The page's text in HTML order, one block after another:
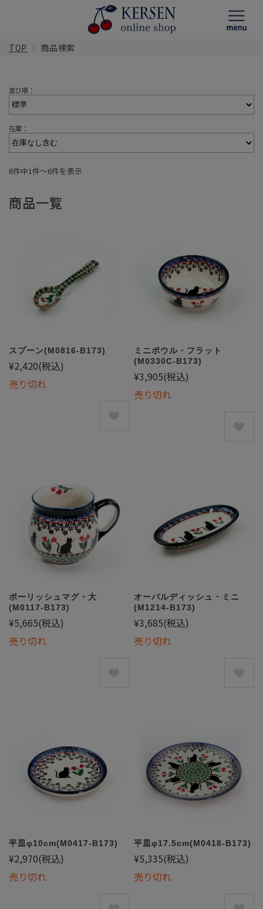
TOP 商品検索
並び順：
在庫：
6件中1件〜6件を表示
商品一覧
スプーン(M0816-B173)
¥2,420(税込)
売り切れ
ミニボウル・フラット
(M0330C-B173)
¥3,905(税込)
売り切れ
ポーリッシュマグ・大
(M0117-B173)
¥5,665(税込)
売り切れ
オーバルディッシュ・ミニ
(M1214-B173)
¥3,685(税込)
売り切れ
平皿φ10cm(M0417-B173)
¥2,970(税込)
売り切れ
平皿φ17.5cm(M0418-B173)
¥5,335(税込)
売り切れ